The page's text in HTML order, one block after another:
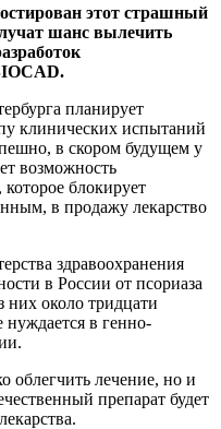
этот страшный
шанс вылечить
планирует
клинических испытаний
в скором будущем у
возможность
блокирует
в продажу лекарство
здравоохранения
в России от псориаза
них около тридцати
нуждается в генно-
облегчить лечение, но и
препарат будет